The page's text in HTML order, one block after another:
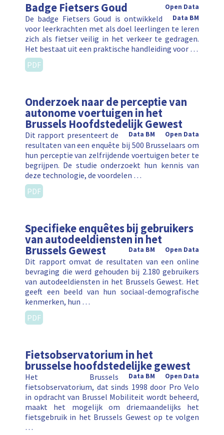
Badge Fietsers Goud
Open Data
Data BM
De badge Fietsers Goud is ontwikkeld
voor leerkrachten met als doel leerlingen te leren
zich als fietser veilig in het verkeer te gedragen.
Het bestaat uit een praktische handleiding voor …
PDF
Onderzoek naar de perceptie van
autonome voertuigen in het
Brussels Hoofdstedelijk Gewest
Open Data
Data BM
Dit rapport presenteert de
resultaten van een enquête bij 500 Brusselaars om
hun perceptie van zelfrijdende voertuigen beter te
begrijpen. De studie onderzoekt hun kennis van
deze technologie, de voordelen …
PDF
Specifieke enquêtes bij gebruikers
van autodeeldiensten in het
Brussels Gewest Open Data
Data BM
Dit rapport omvat de resultaten van een online
bevraging die werd gehouden bij 2.180 gebruikers
van autodeeldiensten in het Brussels Gewest. Het
geeft een beeld van hun sociaal-demografische
kenmerken, hun …
PDF
Fietsobservatorium in het
brusselse hoofdstedelijke gewest
Open Data
Data BM
Het Brussels
fietsobservatorium, dat sinds 1998 door Pro Velo
in opdracht van Brussel Mobiliteit wordt beheerd,
maakt het mogelijk om driemaandelijks het
fietsgebruik in het Brussels Gewest op te volgen
…